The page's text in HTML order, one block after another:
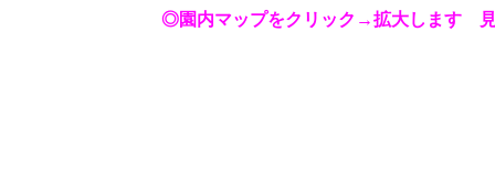
◎園内マップをクリック→拡大します